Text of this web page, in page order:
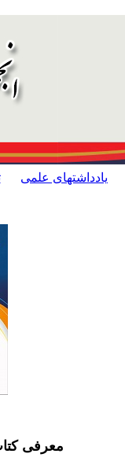
یادداشتهای علمی
معرفی